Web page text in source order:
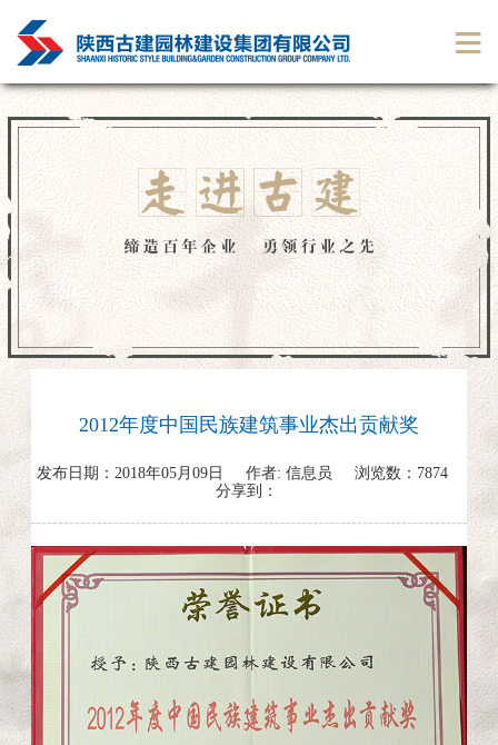
2012年度中国民族建筑事业杰出贡献奖
发布日期： 2018年05月09日 作者: 信息员 浏览数： 7874
分享到：